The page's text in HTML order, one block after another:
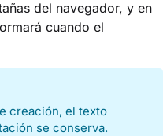
del navegador, y en
cuando el
creación, el texto
se conserva.